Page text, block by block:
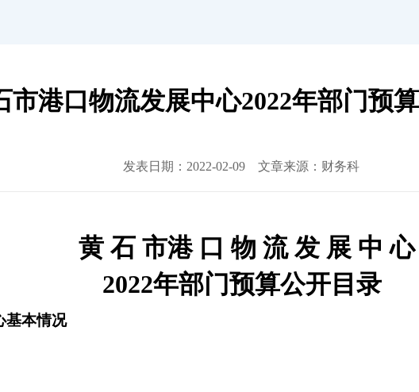
市港口物流发展中心2022年部门预
发表日期：2022-02-09 文章来源：财务科
黄 石 市港 口 物 流 发 展 中 心
2022年部门预算公开目录
基本情况